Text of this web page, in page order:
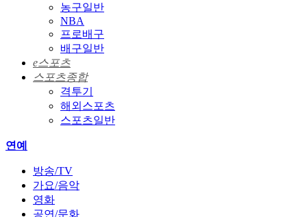
농구일반
NBA
프로배구
배구일반
e스포츠
스포츠종합
격투기
해외스포츠
스포츠일반
연예
방송/TV
가요/음악
영화
공연/문화